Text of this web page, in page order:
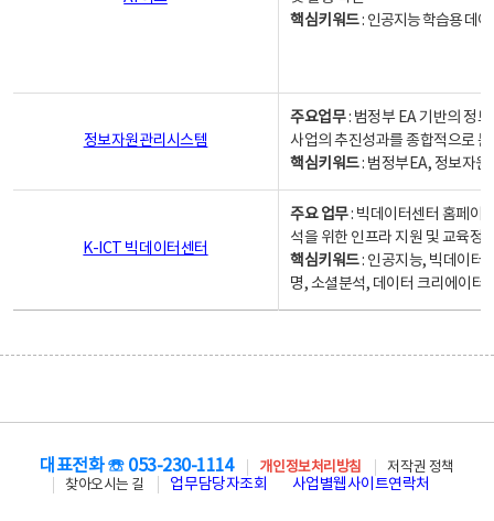
핵심키워드: 인공지능 학습용 데
정보자원관리시스템
주요업무: 범정부 EA 기반의 정
사업의 추진성과를 종합적으로
핵심키워드: 범정부EA, 정보자
K-ICT 빅데이터센터
주요 업무: 빅데이터센터 홈페이
석을 위한 인프라 지원 및 교육정
핵심키워드: 인공지능, 빅데이터,
명, 소셜분석, 데이터 크리에이터
대표전화 ☏ 053-230-1114 개인정보처리방침
저작권 정책
찾아오시는 길
업무담당자조회 사업별웹사이트연락처